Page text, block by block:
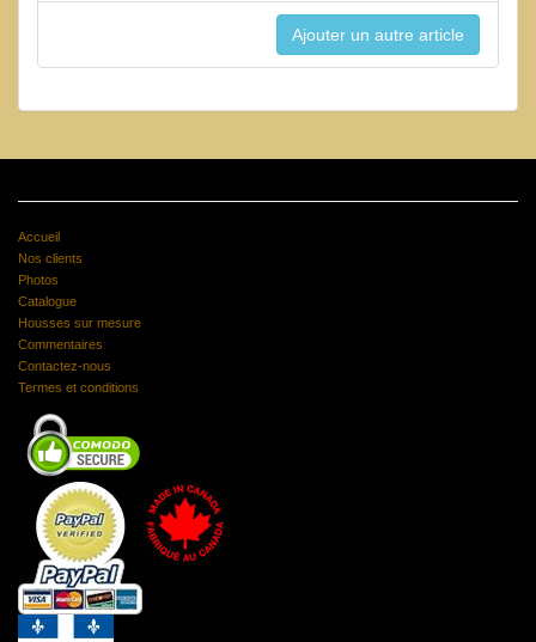
Accueil
Nos clients
Photos
Catalogue
Housses sur mesure
Commentaires
Contactez-nous
Termes et conditions